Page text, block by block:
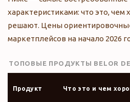
характеристиками: что это, чем
решают. Цены
маркетплейсов на начало 2026
ТОПОВЫЕ ПРОДУКТЫ BELOR
Продукт Что это и чем